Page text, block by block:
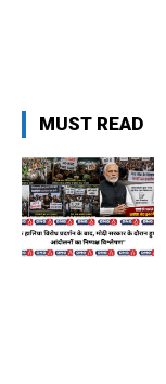
MUST READ